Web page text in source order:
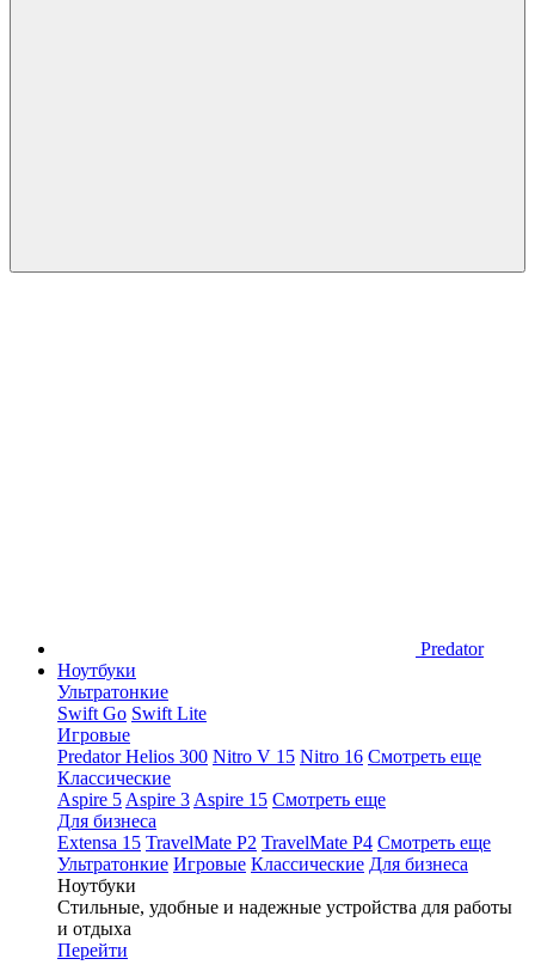
Predator
Ноутбуки
Ультратонкие
Swift Go Swift Lite
Игровые
Predator Helios 300 Nitro V 15 Nitro 16 Смотреть еще
Классические
Aspire 5 Aspire 3 Aspire 15 Смотреть еще
Для бизнеса
Extensa 15 TravelMate P2 TravelMate P4 Смотреть еще
Ультратонкие Игровые Классические Для бизнеса
Ноутбуки
Стильные, удобные и надежные устройства для работы
и отдыха
Перейти